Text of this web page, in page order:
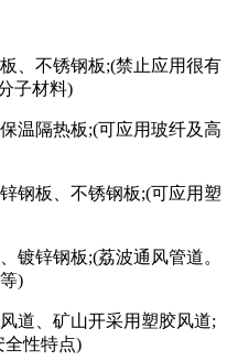
、不锈钢板;(禁止应用很有
子材料)
温隔热板;(可应用玻纤及高
钢板、不锈钢板;(可应用塑
镀锌钢板;(荔波通风管道。
)
道、矿山开采用塑胶风道;
全性特点)